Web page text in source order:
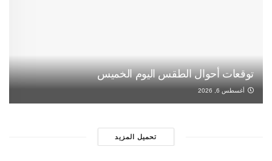
توقعات أحوال الطقس اليوم الخميس
أغسطس 6, 2026
تحميل المزيد